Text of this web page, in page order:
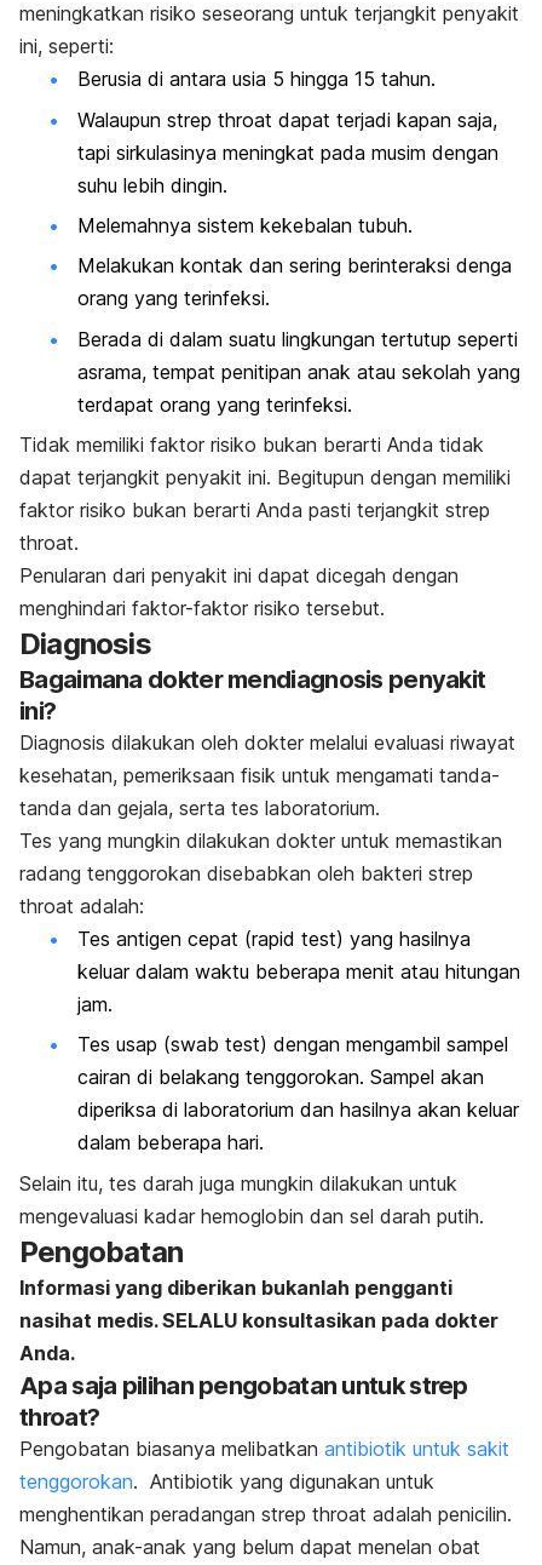
meningkatkan risiko seseorang untuk terjangkit penyakit
ini, seperti:
Berusia di antara usia 5 hingga 15 tahun.
Walaupun strep throat dapat terjadi kapan saja,
tapi sirkulasinya meningkat pada musim dengan
suhu lebih dingin.
Melemahnya sistem kekebalan tubuh.
Melakukan kontak dan sering berinteraksi denga
orang yang terinfeksi.
Berada di dalam suatu lingkungan tertutup seperti
asrama, tempat penitipan anak atau sekolah yang
terdapat orang yang terinfeksi.
Tidak memiliki faktor risiko bukan berarti Anda tidak
dapat terjangkit penyakit ini. Begitupun dengan memiliki
faktor risiko bukan berarti Anda pasti terjangkit strep
throat.
Penularan dari penyakit ini dapat dicegah dengan
menghindari faktor-faktor risiko tersebut.
Diagnosis
Bagaimana dokter mendiagnosis penyakit
ini?
Diagnosis dilakukan oleh dokter melalui evaluasi riwayat
kesehatan, pemeriksaan fisik untuk mengamati tanda-
tanda dan gejala, serta tes laboratorium.
Tes yang mungkin dilakukan dokter untuk memastikan
radang tenggorokan disebabkan oleh bakteri strep
throat adalah:
Tes antigen cepat (rapid test) yang hasilnya
keluar dalam waktu beberapa menit atau hitungan
jam.
Tes usap (swab test) dengan mengambil sampel
cairan di belakang tenggorokan. Sampel akan
diperiksa di laboratorium dan hasilnya akan keluar
dalam beberapa hari.
Selain itu, tes darah juga mungkin dilakukan untuk
mengevaluasi kadar hemoglobin dan sel darah putih.
Pengobatan
Informasi yang diberikan bukanlah pengganti
nasihat medis. SELALU konsultasikan pada dokter
Anda.
Apa saja pilihan pengobatan untukstrep
throat?
Pengobatan biasanya melibatkan antibiotik untuk sakit
tenggorokan. Antibiotik yang digunakan untuk
menghentikan peradangan strep throat adalah penicilin.
Namun, anak-anak yang belum dapat menelan obat